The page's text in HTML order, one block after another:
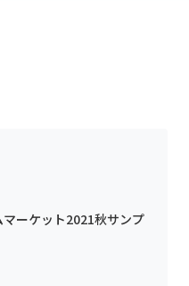
ーケット2021秋サンプ